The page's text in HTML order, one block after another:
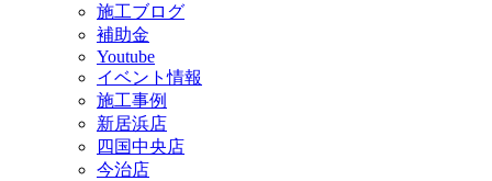
施工ブログ
補助金
Youtube
イベント情報
施工事例
新居浜店
四国中央店
今治店